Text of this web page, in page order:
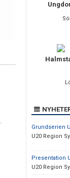
Grundserien
U20 Region
Presentation
U20 Region